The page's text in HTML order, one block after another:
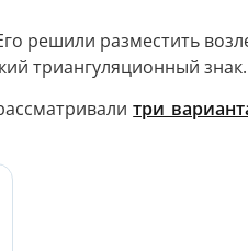
решили разместить
триангуляционный знак.
три